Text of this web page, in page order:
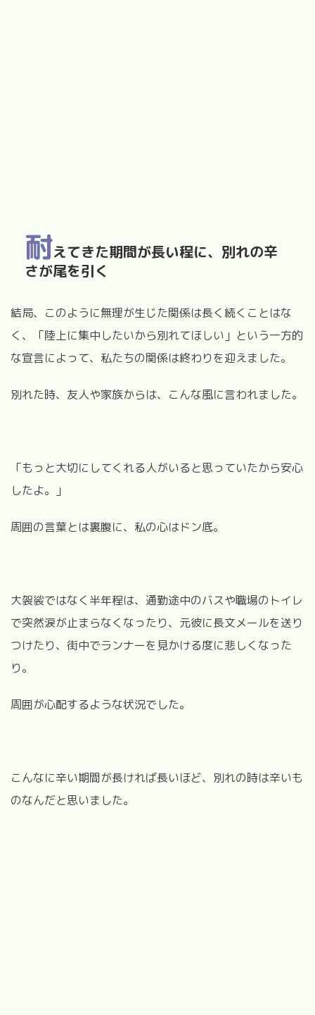
耐えてきた期間が長い程に、別れの辛
さが尾を引く
結局、このように無理が生じた関係は長く続くことはな
く、「陸上に集中したいから別れてほしい」という一方的
な宣言によって、私たちの関係は終わりを迎えました。
別れた時、友人や家族からは、こんな風に言われました。
「もっと大切にしてくれる人がいると思っていたから安心
したよ。」
周囲の言葉とは裏腹に、私の心はドン底。
大袈裟ではなく半年程は、通勤途中のバスや職場のトイレ
で突然涙が止まらなくなったり、元彼に長文メールを送り
つけたり、街中でランナーを見かける度に悲しくなった
り。
周囲が心配するような状況でした。
こんなに辛い期間が長ければ長いほど、別れの時は辛いも
のなんだと思いました。